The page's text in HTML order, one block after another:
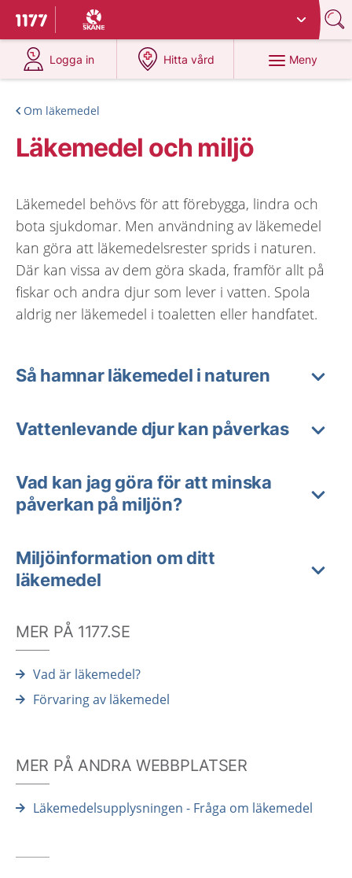
Till startsidan för 1177
Du har valt region
Logga in
på 1177.se
Hitta vård
på 1177.se
Meny
Om läkemedel
Läkemedel och miljö
Läkemedel behövs för att förebygga, lindra och
bota sjukdomar. Men användning av läkemedel
kan göra att läkemedelsrester sprids i naturen.
Där kan vissa av dem göra skada, framför allt på
fiskar och andra djur som lever i vatten. Spola
aldrig ner läkemedel i toaletten eller handfatet.
Så hamnar läkemedel i naturen
Vattenlevande djur kan påverkas
Vad kan jag göra för att minska
påverkan på miljön?
Miljöinformation om ditt
läkemedel
MER PÅ 1177.SE
Vad är läkemedel?
Förvaring av läkemedel
MER PÅ ANDRA WEBBPLATSER
Läkemedelsupplysningen - Fråga om läkemedel